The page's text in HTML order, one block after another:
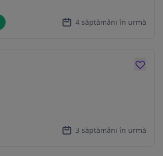
4 săptămâni în urmă
3 săptămâni în urmă